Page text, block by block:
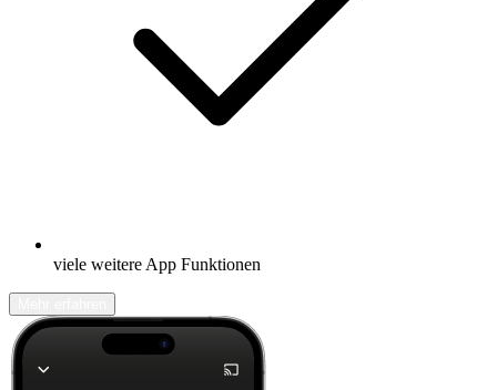
viele weitere App Funktionen